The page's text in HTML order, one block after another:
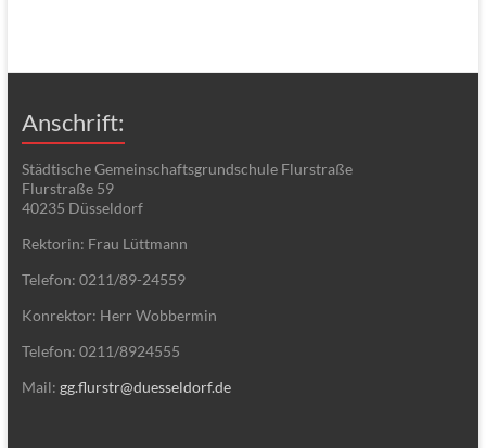
Anschrift:
Städtische Gemeinschaftsgrundschule Flurstraße
Flurstraße 59
40235 Düsseldorf
Rektorin: Frau Lüttmann
Telefon: 0211/89-24559
Konrektor: Herr Wobbermin
Telefon: 0211/8924555
Mail: gg.flurstr@duesseldorf.de